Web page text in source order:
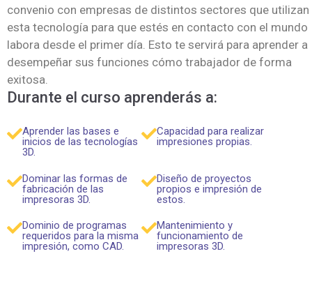
convenio con empresas de distintos sectores que utilizan
esta tecnología para que estés en contacto con el mundo
labora desde el primer día. Esto te servirá para aprender a
desempeñar sus funciones cómo trabajador de forma
exitosa.
Durante el curso aprenderás a:
Aprender las bases e
inicios de las tecnologías
3D.
Capacidad para realizar
impresiones propias.
Dominar las formas de
fabricación de las
impresoras 3D.
Diseño de proyectos
propios e impresión de
estos.
Dominio de programas
requeridos para la misma
impresión, como CAD.
Mantenimiento y
funcionamiento de
impresoras 3D.